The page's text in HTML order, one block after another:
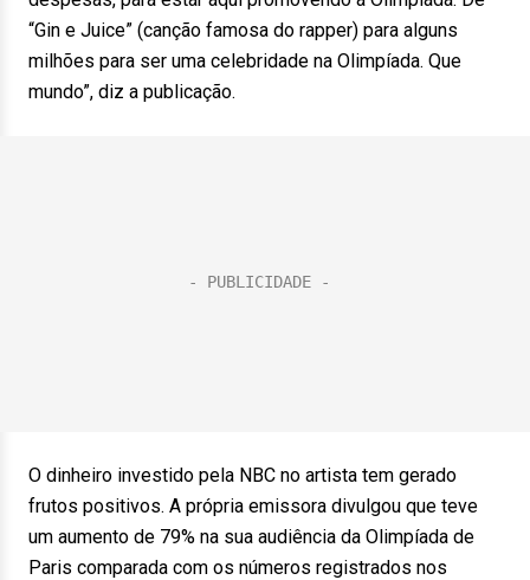
“Gin e Juice” (canção famosa do rapper) para alguns
milhões para ser uma celebridade na Olimpíada. Que
mundo”, diz a publicação.
O dinheiro investido pela NBC no artista tem gerado
frutos positivos. A própria emissora divulgou que teve
um aumento de 79% na sua audiência da Olimpíada de
Paris comparada com os números registrados nos